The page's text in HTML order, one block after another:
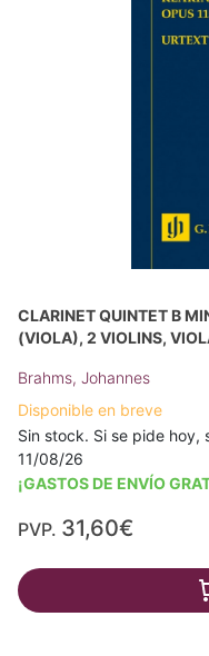
CLARINET QUINTET B
(VIOLA), 2 VIOLINS,
Brahms, Johannes
Disponible en breve
Sin stock. Si se pide hoy,
11/08/26
¡GASTOS DE ENVÍO
PVP. 31,60€